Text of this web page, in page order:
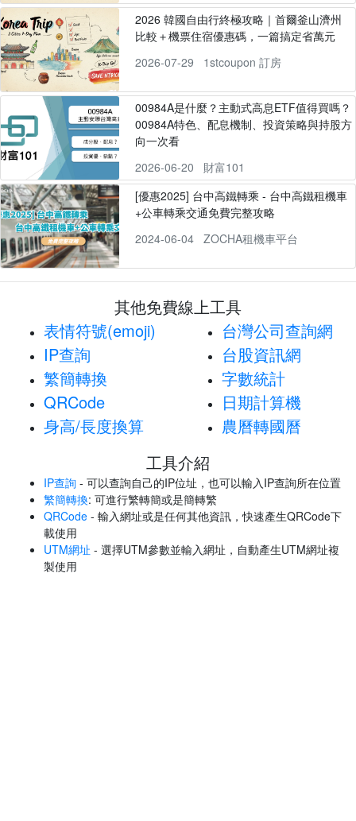
2026 韓國自由行終極攻略｜首爾釜山濟州
比較＋機票住宿優惠碼，一篇搞定省萬元
2026-07-29
1stcoupon 訂房
00984A是什麼？主動式高息ETF值得買嗎？
00984A特色、配息機制、投資策略與持股方
向一次看
2026-06-20
財富101
[優惠2025] 台中高鐵轉乘 - 台中高鐵租機車
+公車轉乘交通免費完整攻略
2024-06-04
ZOCHA租機車平台
其他免費線上工具
表情符號(emoji)
IP查詢
繁簡轉換
QRCode
身高/長度換算
台灣公司查詢網
台股資訊網
字數統計
日期計算機
農曆轉國曆
工具介紹
IP查詢 - 可以查詢自己的IP位址，也可以輸入IP查詢所在位置
繁簡轉換: 可進行繁轉簡或是簡轉繁
QRCode - 輸入網址或是任何其他資訊，快速產生QRCode下
載使用
UTM網址 - 選擇UTM參數並輸入網址，自動產生UTM網址複
製使用